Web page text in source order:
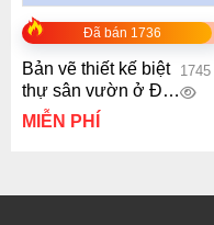
Đã bán 1736
Bản vẽ thiết kế biệt
thự sân vườn ở Đà
Nẵng
1745
MIỄN PHÍ